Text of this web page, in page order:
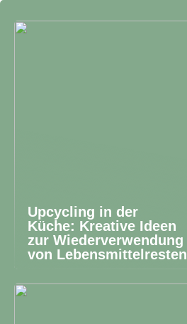
Upcycling in der
Küche: Kreative Ideen
zur Wiederverwendung
von Lebensmittelresten